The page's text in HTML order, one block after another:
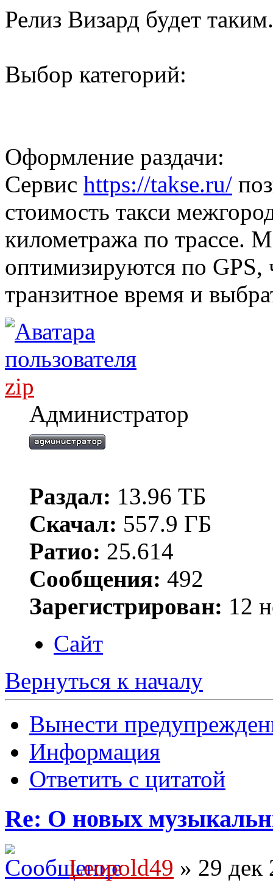
Релиз Визард будет
Выбор категорий:
Оформление раздачи:
Сервис https://takse.ru/
стоимость такси
километража по трассе.
оптимизируются по GPS,
транзитное время и
zip
Администратор
Раздал: 13.96 ТБ
Скачал: 557.9 ГБ
Ратио: 25.614
Сообщения: 492
Зарегистрирован: 12
Сайт
Вернуться к началу
Вынести
Информация
Ответить с цитатой
Re: О новых
Leopold49 » 29 дек